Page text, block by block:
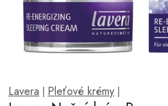
Lavera Pleťové krémy